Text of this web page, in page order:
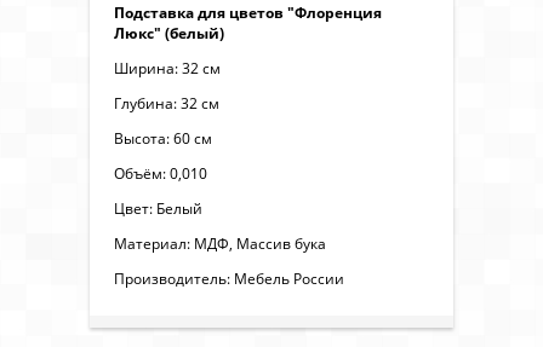
Подставка для цветов "Флоренция
Люкс" (белый)
Ширина: 32 см
Глубина: 32 см
Высота: 60 см
Объём: 0,010
Цвет: Белый
Материал: МДФ, Массив бука
Производитель: Мебель России